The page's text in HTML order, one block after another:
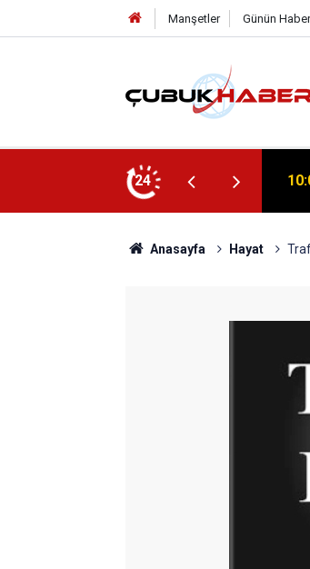
Manşetler Günün
24
Anasayfa Hayat